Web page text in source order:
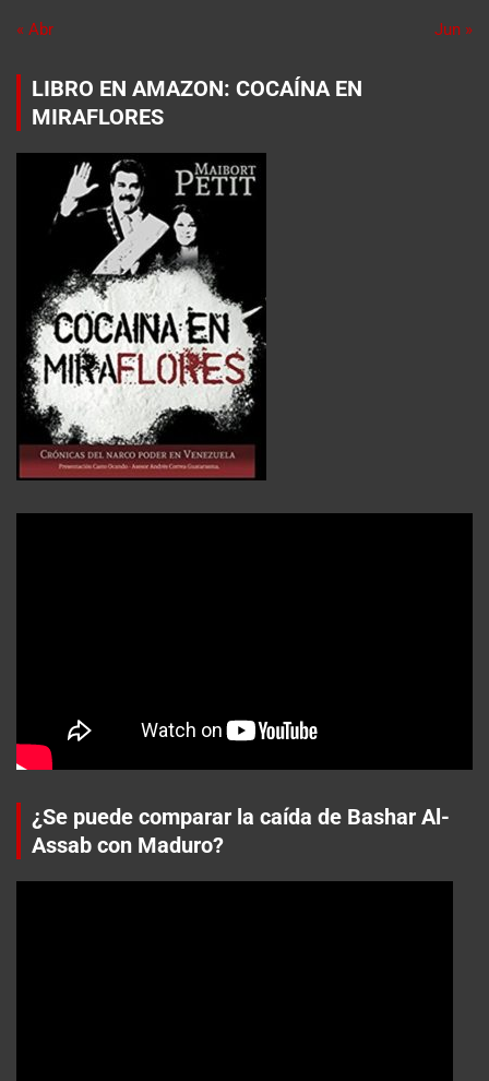
« Abr Jun »
LIBRO EN AMAZON: COCAÍNA EN
MIRAFLORES
¿Se puede comparar la caída de Bashar Al-
Assab con Maduro?